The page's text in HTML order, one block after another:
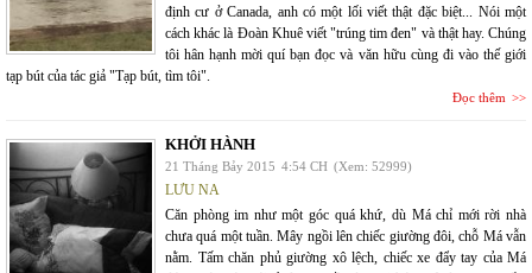
định cư ở Canada, anh có một lối viết thật đặc biệt... Nói một
cách khác là Đoàn Khuê viết "trúng tim đen" và thật hay. Chúng
tôi hân hạnh mời quí bạn đọc và văn hữu cùng đi vào thế giới
tạp bút của tác giả "Tạp bút, tìm tôi".
Đọc thêm
KHỞI HÀNH
21 Tháng Bảy 2015 4:54 CH (Xem: 52999)
LƯU NA
Căn phòng im như một góc quá khứ, dù Má chỉ mới rời nhà
chưa quá một tuần. Mây ngồi lên chiếc giường đôi, chỗ Má vẫn
nằm. Tấm chăn phủ giường xô lệch, chiếc xe đẩy tay của Má